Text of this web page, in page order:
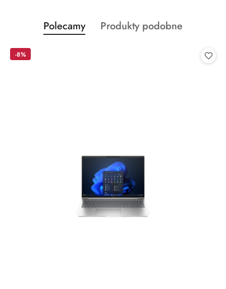
Pomiń karuzelę produktów
Produkty
o
Polecamy
Produkty
Produkty podobne
-8%